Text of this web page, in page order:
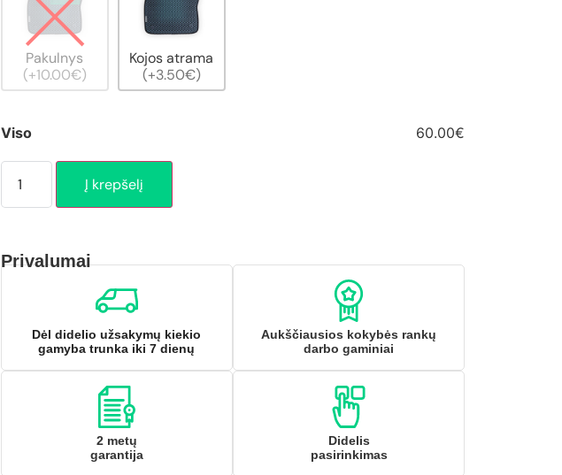
Pakulnys
(+10.00€)
Kojos atrama
(+3.50€)
Viso 60.00€
Į krepšelį
Privalumai
Dėl didelio užsakymų kiekio
gamyba trunka iki 7 dienų
Aukščiausios kokybės rankų
darbo gaminiai
2 metų
garantija
Didelis
pasirinkimas